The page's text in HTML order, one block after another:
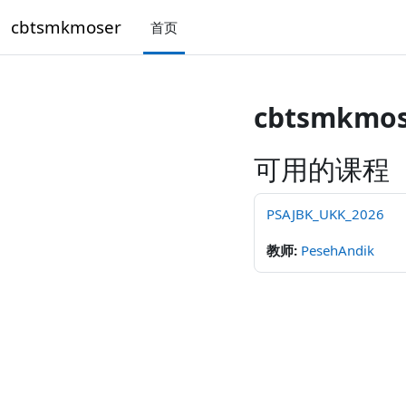
cbtsmkmoser 首页
可用的课程
PSAJBK_UKK_2026
教师: PesehAndik